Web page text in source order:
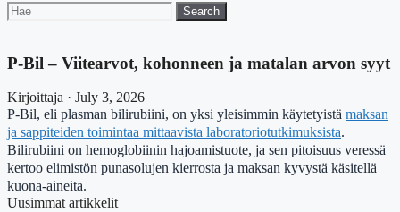
Search
for:
Search
P-Bil – Viitearvot, kohonneen ja matalan arvon syyt
Kirjoittaja · July 3, 2026
P-Bil, eli plasman bilirubiini, on yksi yleisimmin käytetyistä maksan
ja sappiteiden toimintaa mittaavista laboratoriotutkimuksista.
Bilirubiini on hemoglobiinin hajoamistuote, ja sen pitoisuus veressä
kertoo elimistön punasolujen kierrosta ja maksan kyvystä käsitellä
kuona-aineita.
Uusimmat artikkelit